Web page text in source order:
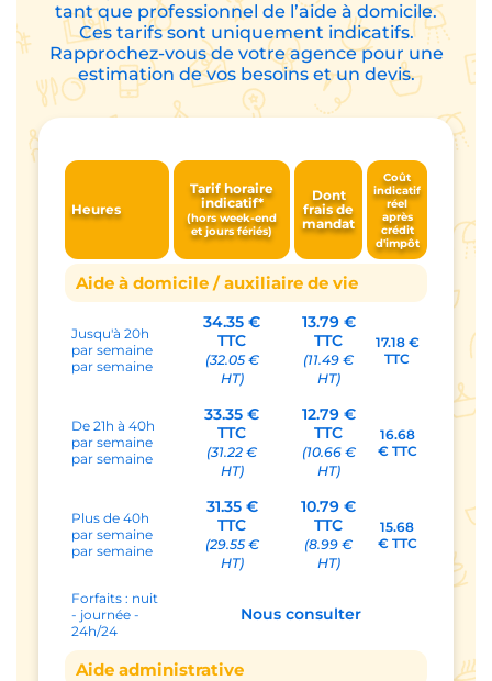
tant que professionnel de l’aide à domicile.
Ces tarifs sont uniquement indicatifs.
Rapprochez-vous de votre agence pour une
estimation de vos besoins et un devis.
Heures
Tarif horaire
indicatif*
(hors week-end
et jours fériés)
Dont
frais de
mandat
Coût
indicatif
réel
après
crédit
d'impôt
Aide à domicile / auxiliaire de vie
Jusqu'à 20h
par semaine
par semaine
34.35 €
TTC
(32.05 €
HT)
13.79 €
TTC
(11.49 €
HT)
17.18 €
TTC
De 21h à 40h
par semaine
par semaine
33.35 €
TTC
(31.22 €
HT)
12.79 €
TTC
(10.66 €
HT)
16.68
€ TTC
Plus de 40h
par semaine
par semaine
31.35 €
TTC
(29.55 €
HT)
10.79 €
TTC
(8.99 €
HT)
15.68
€ TTC
Forfaits : nuit
- journée -
24h/24
Nous consulter
Aide administrative